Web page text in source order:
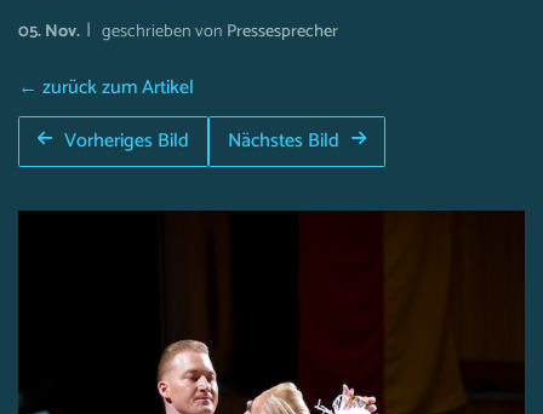
05. Nov. | geschrieben von Pressesprecher
← zurück zum Artikel
Vorheriges Bild
Nächstes Bild